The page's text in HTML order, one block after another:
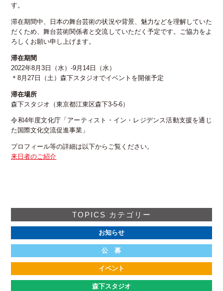
す。
滞在期間中、日本の舞台芸術の状況や背景、魅力などを理解していた
だくため、舞台芸術関係者と交流していただく予定です。ご協力をよ
ろしくお願い申し上げます。
滞在期間
2022年8月3日（水）‐9月14日（水）
＊8月27日（土）森下スタジオでイベントを開催予定
滞在場所
森下スタジオ（東京都江東区森下3-5-6）
令和4年度文化庁「アーティスト・イン・レジデンス活動支援を通じ
た国際文化交流促進事業」
プロフィール等の詳細は以下からご覧ください。
来日者のご紹介
TOPICS カテゴリー
お知らせ
公 募
イベント
森下スタジオ